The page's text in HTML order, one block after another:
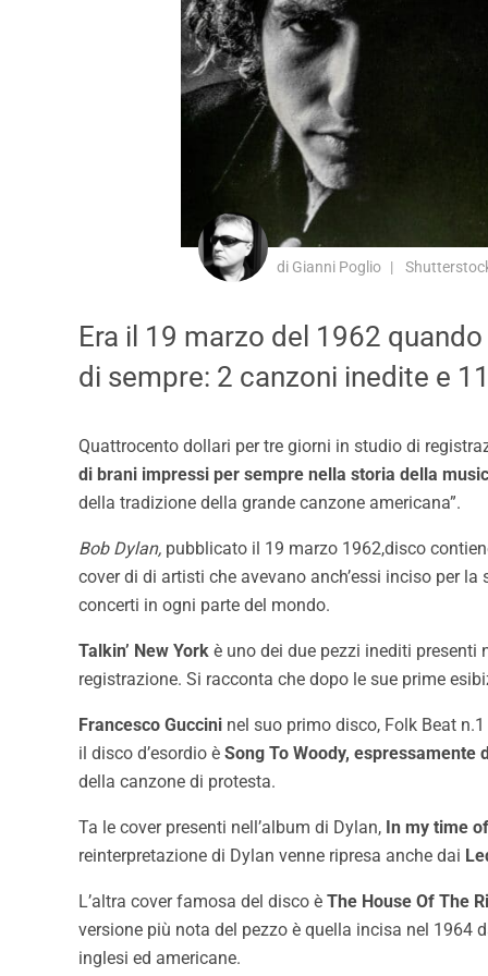
di Gianni Poglio
Era il 19 marzo del 1962
di sempre: 2 canzoni inedite e
Quattrocento dollari per tre giorni in studio di
di brani impressi per sempre nella storia della
della tradizione della grande canzone americana”.
Bob Dylan, pubblicato il 19 marzo 1962,disco
cover di di artisti che avevano anch’essi inciso per
concerti in ogni parte del mondo.
Talkin’ New York è uno dei due pezzi inediti
registrazione. Si racconta che dopo le sue prime
Francesco Guccini nel suo primo disco, Folk Beat
il disco d’esordio è Song To Woody,
della canzone di protesta.
Ta le cover presenti nell’album di Dylan, In my time
reinterpretazione di Dylan venne ripresa anche dai
L’altra cover famosa del disco è The House Of The
versione più nota del pezzo è quella incisa nel 1964
inglesi ed americane.